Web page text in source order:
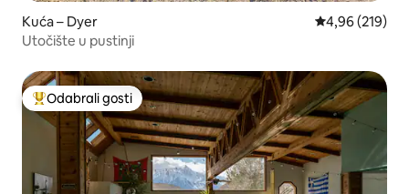
Kuća – Dyer Prosječna
4,96 (219)
Utočište u pustinji
Među najviše rangiranima s oznakom „Odabrali gosti”
Odabrali gosti